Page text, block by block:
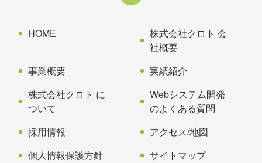
HOME
株式会社クロト 会
社概要
事業概要
実績紹介
株式会社クロト に
ついて
Webシステム開発
のよくある質問
採用情報
アクセス/地図
個人情報保護方針
サイトマップ